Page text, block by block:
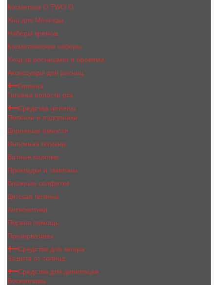
Косметика O.TWO.O
Хна для Мехенди
Наборы кремов
Косметические наборы
Уход за ресницами и бровями
Аксессуары для ресниц
Гигиена
Гигиена полости рта
Средства гигиены
Пелёнки и подгузники
Дорожные ёмкости
Интимная гигиена
Ватные палочки
Прокладки и тампоны
Влажные салфетки
Детская гигиена
Антисептики
Первая помощь
Презервативы
Средства для загара
Защита от солнца
Средства для депиляции
Воскоплавы